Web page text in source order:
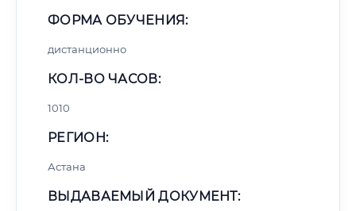
ФОРМА ОБУЧЕНИЯ:
дистанционно
КОЛ-ВО ЧАСОВ:
1010
РЕГИОН:
Астана
ВЫДАВАЕМЫЙ ДОКУМЕНТ: